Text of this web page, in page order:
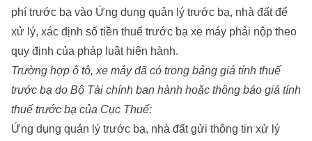
phí trước bạ vào Ứng dụng quản lý trước bạ, nhà đất để
xử lý, xác định số tiền thuế trước bạ xe máy phải nộp theo
quy định của pháp luật hiện hành.
Trường hợp ô tô, xe máy đã có trong bảng giá tính thuế
trước bạ do Bộ Tài chính ban hành hoặc thông báo giá tính
thuế trước bạ của Cục Thuế:
Ứng dụng quản lý trước bạ, nhà đất gửi thông tin xử lý